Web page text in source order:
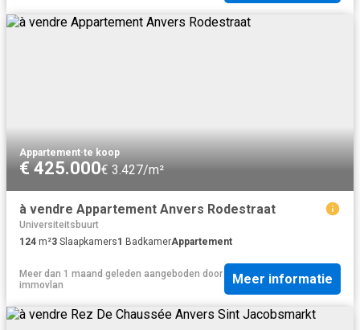
Appartement·te koop
€ 425.000€ 3.427/m²
à vendre Appartement Anvers Rodestraat
Universiteitsbuurt
124 m²3 Slaapkamers1 BadkamerAppartement
Meer dan 1 maand geleden aangeboden door
immovlan
Meer informatie